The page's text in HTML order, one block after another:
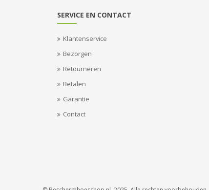
SERVICE EN CONTACT
Klantenservice
Bezorgen
Retourneren
Betalen
Garantie
Contact